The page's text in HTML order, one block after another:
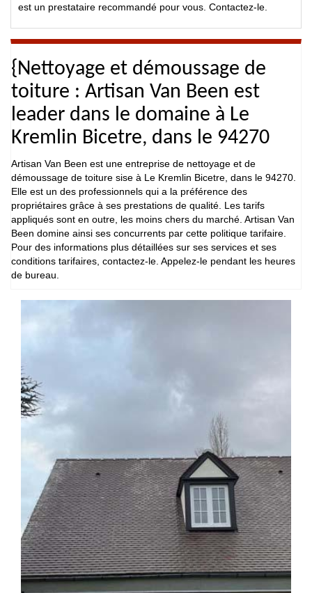
est un prestataire recommandé pour vous. Contactez-le.
{Nettoyage et démoussage de
toiture : Artisan Van Been est
leader dans le domaine à Le
Kremlin Bicetre, dans le 94270
Artisan Van Been est une entreprise de nettoyage et de
démoussage de toiture sise à Le Kremlin Bicetre, dans le 94270.
Elle est un des professionnels qui a la préférence des
propriétaires grâce à ses prestations de qualité. Les tarifs
appliqués sont en outre, les moins chers du marché. Artisan Van
Been domine ainsi ses concurrents par cette politique tarifaire.
Pour des informations plus détaillées sur ses services et ses
conditions tarifaires, contactez-le. Appelez-le pendant les heures
de bureau.